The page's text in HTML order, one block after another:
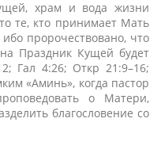
храм и вода жизни
те, кто принимает Мать
пророчествовано, что
Праздник Кущей будет
Гал 4:26; Откр 21:9–16;
«Аминь», когда пастор
о Матери,
благословение со